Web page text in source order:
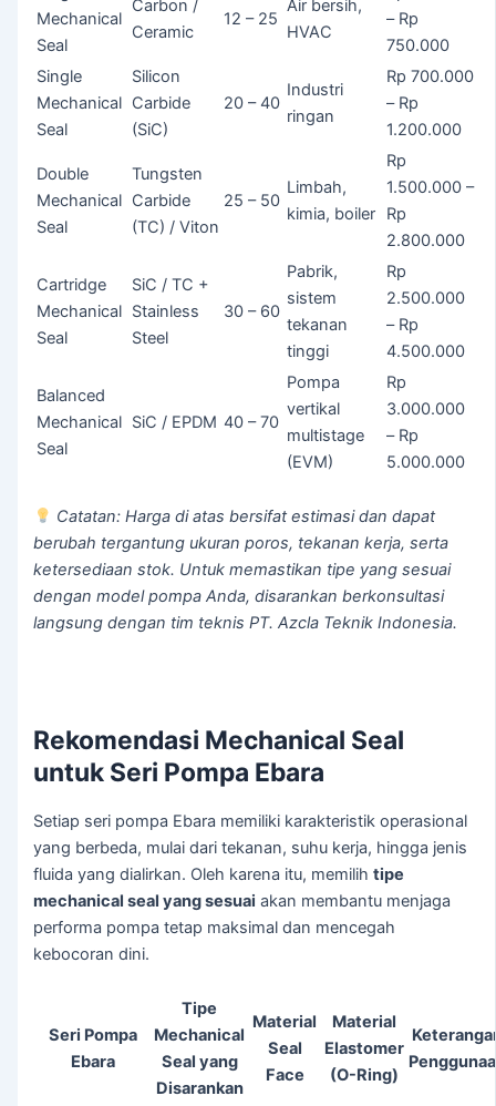
Mechanical
Seal
Carbon /
Ceramic
12 – 25
Air bersih,
HVAC
– Rp
750.000
Single
Mechanical
Seal
Silicon
Carbide
(SiC)
20 – 40
Industri
ringan
Rp 700.000
– Rp
1.200.000
Double
Mechanical
Seal
Tungsten
Carbide
(TC) / Viton
25 – 50
Limbah,
kimia, boiler
Rp
1.500.000 –
Rp
2.800.000
Cartridge
Mechanical
Seal
SiC / TC +
Stainless
Steel
30 – 60
Pabrik,
sistem
tekanan
tinggi
Rp
2.500.000
– Rp
4.500.000
Balanced
Mechanical
Seal
SiC / EPDM 40 – 70
Pompa
vertikal
multistage
(EVM)
Rp
3.000.000
– Rp
5.000.000
Catatan: Harga di atas bersifat estimasi dan dapat
berubah tergantung ukuran poros, tekanan kerja, serta
ketersediaan stok. Untuk memastikan tipe yang sesuai
dengan model pompa Anda, disarankan berkonsultasi
langsung dengan tim teknis PT. Azcla Teknik Indonesia.
Rekomendasi Mechanical Seal
untuk Seri Pompa Ebara
Setiap seri pompa Ebara memiliki karakteristik operasional
yang berbeda, mulai dari tekanan, suhu kerja, hingga jenis
fluida yang dialirkan. Oleh karena itu, memilihtipe
mechanical seal yang sesuai akan membantu menjaga
performa pompa tetap maksimal dan mencegah
kebocoran dini.
Seri Pompa
Ebara
Tipe
Mechanical
Seal yang
Disarankan
Material
Seal
Face
Material
Elastomer
(O-Ring)